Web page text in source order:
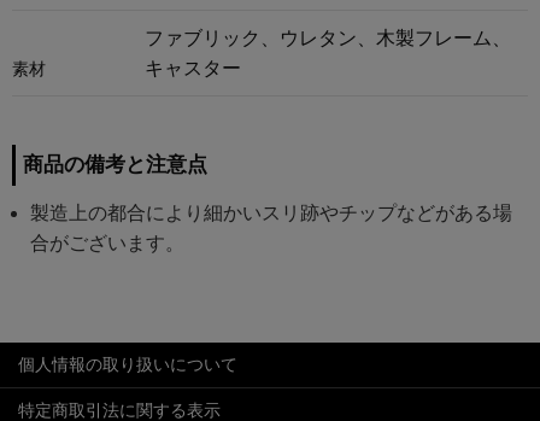
素材
ファブリック、ウレタン、木製フレーム、
キャスター
商品の備考と注意点
製造上の都合により細かいスリ跡やチップなどがある場
合がございます。
個人情報の取り扱いについて
特定商取引法に関する表示